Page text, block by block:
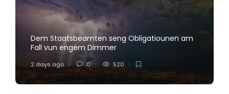
Dem Staatsbeamten seng Obligatiounen am
Fall vun engem Dimmer
2 days ago 0 520